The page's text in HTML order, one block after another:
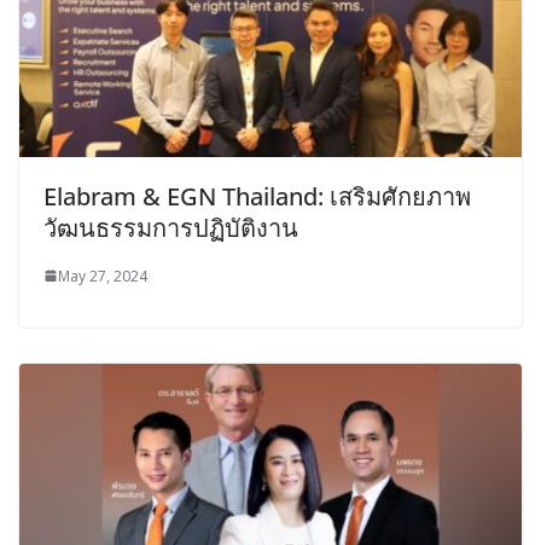
Elabram & EGN Thailand: เสริมศักยภาพ
วัฒนธรรมการปฏิบัติงาน
May 27, 2024